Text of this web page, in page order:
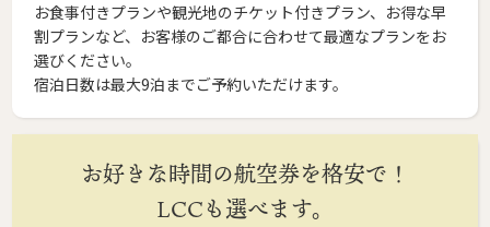
お食事付きプランや観光地のチケット付きプラン、お得な早
割プランなど、お客様のご都合に合わせて最適なプランをお
選びください。
宿泊日数は最大9泊までご予約いただけます。
お好きな時間の航空券を格安で！
LCCも選べます。